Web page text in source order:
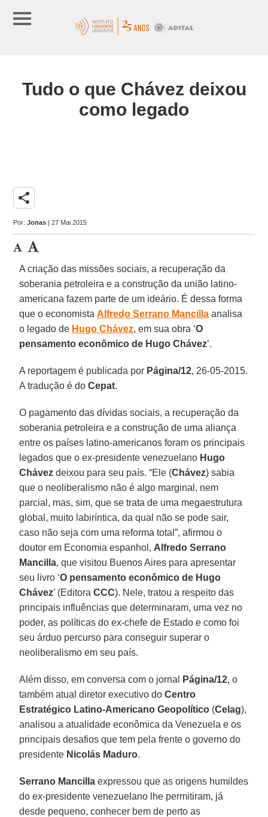
Tudo o que Chávez deixou
como legado
share
Por:Jonas | 27 Mai 2015
A criação das missões sociais, a recuperação da
soberania petroleira e a construção da união latino-
americana fazem parte de um ideário. É dessa forma
que o economistaAlfredo Serrano Mancilla analisa
o legado de Hugo Chávez, em sua obra ‘O
pensamento econômico de Hugo Chávez’.
A reportagem é publicada por Página/12, 26-05-2015.
A tradução é doCepat.
O pagamento das dívidas sociais, a recuperação da
soberania petroleira e a construção de uma aliança
entre os países latino-americanos foram os principais
legados que o ex-presidente venezuelano Hugo
Chávez deixou para seu país. “Ele (Chávez) sabia
que o neoliberalismo não é algo marginal, nem
parcial, mas, sim, que se trata de uma megaestrutura
global, muito labiríntica, da qual não se pode sair,
caso não seja com uma reforma total”, afirmou o
doutor em Economia espanhol, Alfredo Serrano
Mancilla, que visitou Buenos Aires para apresentar
seu livro ‘O pensamento econômico de Hugo
Chávez’ (EditoraCCC). Nele, tratou a respeito das
principais influências que determinaram, uma vez no
poder, as políticas do ex-chefe de Estado e como foi
seu árduo percurso para conseguir superar o
neoliberalismo em seu país.
Além disso, em conversa com o jornal Página/12, o
também atual diretor executivo doCentro
Estratégico Latino-Americano Geopolítico (Celag),
analisou a atualidade econômica da Venezuela e os
principais desafios que tem pela frente o governo do
presidente Nicolás Maduro.
Serrano Mancilla expressou que as origens humildes
do ex-presidente venezuelano lhe permitiram, já
desde pequeno, conhecer bem de perto as